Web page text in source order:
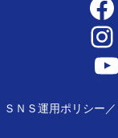
ＳＮＳ運用ポリシー／